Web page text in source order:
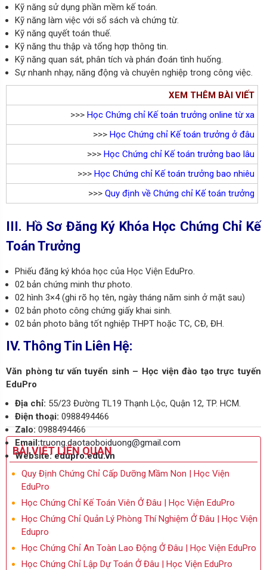
Kỹ năng sử dụng phần mềm kế toán.
Kỹ năng làm việc với sổ sách và chứng từ.
Kỹ năng quyết toán thuế.
Kỹ năng thu thập và tổng hợp thông tin.
Kỹ năng quan sát, phân tích và phán đoán tình huống.
Sự nhanh nhạy, năng động và chuyên nghiệp trong công việc.
XEM THÊM BÀI VIẾT
>>> Học Chứng chỉ Kế toán trưởng online từ xa
>>> Học Chứng chỉ Kế toán trưởng ở đâu
>>> Học Chứng chỉ Kế toán trưởng bao lâu
>>> Học Chứng chỉ Kế toán trưởng bao nhiêu
>>> Quy định về Chứng chỉ Kế toán trưởng
III. Hồ Sơ Đăng Ký Khóa Học Chứng Chỉ Kế
Toán Trưởng
Phiếu đăng ký khóa học của Học Viện EduPro.
02 bản chứng minh thư photo.
02 hình 3×4 (ghi rõ họ tên, ngày tháng năm sinh ở mặt sau)
02 bản photo công chứng giấy khai sinh.
02 bản photo bằng tốt nghiệp THPT hoặc TC, CĐ, ĐH.
IV. Thông Tin Liên Hệ:
Văn phòng tư vấn tuyển sinh – Học viện đào tạo trực tuyến
EduPro
Địa chỉ: 55/23 Đường TL19 Thạnh Lộc, Quận 12, TP. HCM.
Điện thoại: 0988494466
Zalo:0988494466
Email:truong.daotaoboiduong@gmail.com
Website: edupro.edu.vn
BÀI VIẾT LIÊN QUAN
Quy Định Chứng Chỉ Cấp Dưỡng Mầm Non | Học Viện
EduPro
Học Chứng Chỉ Kế Toán Viên Ở Đâu | Học Viện EduPro
Học Chứng Chỉ Quản Lý Phòng Thí Nghiệm Ở Đâu | Học Viện
Edupro
Học Chứng Chỉ An Toàn Lao Động Ở Đâu | Học Viện EduPro
Học Chứng Chỉ Lập Dự Toán Ở Đâu | Học Viện EduPro